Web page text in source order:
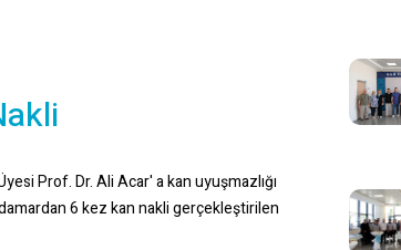
Prof. Dr. Ali Acar' a kan uyuşmazlığı
6 kez kan nakli gerçekleştirilen